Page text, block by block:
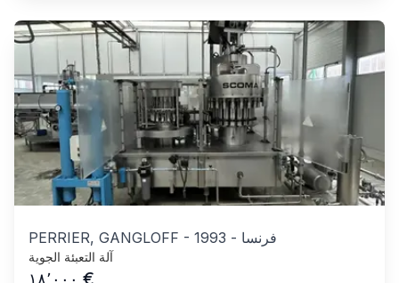
PERRIER, GANGLOFF - 1993 - فرنسا
آلة التعبئة الجوية
١٨٬٠٠٠ €